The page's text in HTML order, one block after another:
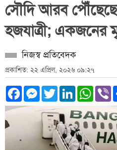
সৌদি আরব
হজযাত্রী; একজনের
নিজস্ব প্রতিবেদক
প্রকাশিত: ২২ এপ্রিল, ২০২৬ ০৯:২৭
Facebook
Messenger
TwitterLinkedIn